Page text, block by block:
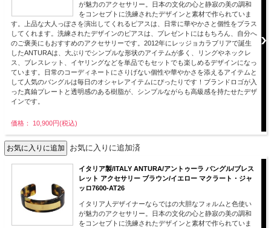
が魅力のアクセサリー。日本の文化の心と静寂の美の調和
をコンセプトに洗練されたデザインと素材で作られていま
す。上品な大人っぽさを演出してくれるピアスは、日常に華やかさと個性をプラス
してくれます。洗練されたデザインのピアスは、プレゼントにはもちろん、自分へ
のご褒美にもおすすめのアクセサリーです。2012年にレッジョカラブリアで誕生
したANTURAは、大ぶりでシンプルな形状のアイテムが多く、リングやネックレ
ス、ブレスレット、イヤリングなどを単品でもセットでも楽しめるデザインになっ
ています。日常のコーディネートにさりげない個性や華やかさを添えるアイテムと
して人気のバングルは毎日のオシャレアイテムにぴったりです！ブランドロゴが入
った真鍮プレートと透明感のある樹脂が、シンプルながらも高級感を持たせたデザ
インです。
価格： 10,900円(税込)
お気に入りに追加済
イタリア製/ITALY ANTURA/アントゥーラ バングル/ブレス
レット アクセサリー ブラウン/イエロー マクラート・ジャ
ッロ7600-AT26
イタリア人デザイナーならではの大胆なフォルムと色使い
が魅力のアクセサリー。日本の文化の心と静寂の美の調和
をコンセプトに洗練されたデザインと素材で作られていま